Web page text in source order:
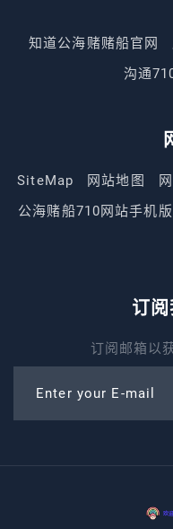
知道公海赌赌船官网
沟通
SiteMap 网站地图
公海赌船710网站手机
订
订阅邮箱以
Enter your E-mail